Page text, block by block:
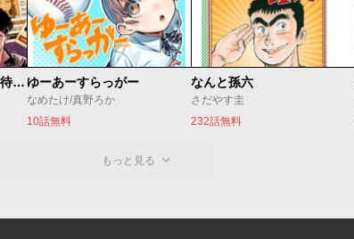
今夜もシリアルキラーと待ち合わせ ゆーあーすらっがー
なめたけ/真野ろか
10話無料
なんと孫六
さだやす圭
232話無料
もっと見る